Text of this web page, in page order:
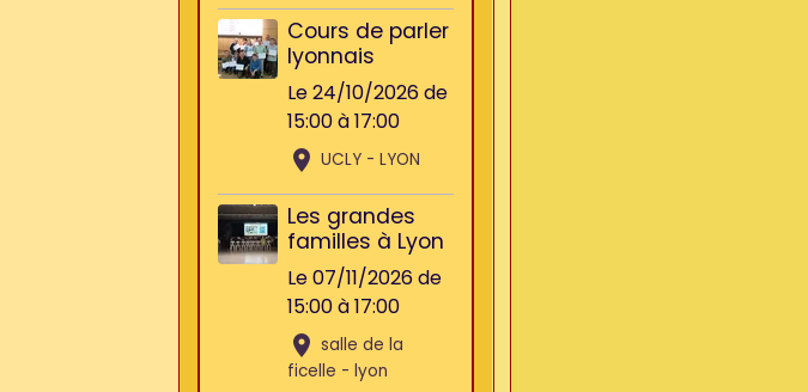
Cours de parler
lyonnais
Le 24/10/2026de
15:00à 17:00
UCLY - LYON
Les grandes
familles à Lyon
Le 07/11/2026de
15:00à 17:00
salle de la
ficelle - lyon